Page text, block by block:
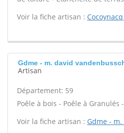
Voir la fiche artisan :
Gdme - m. david
Artisan
Département: 59
Poêle à bois - Poêle à Granulés -
Voir la fiche artisan : Gdme -